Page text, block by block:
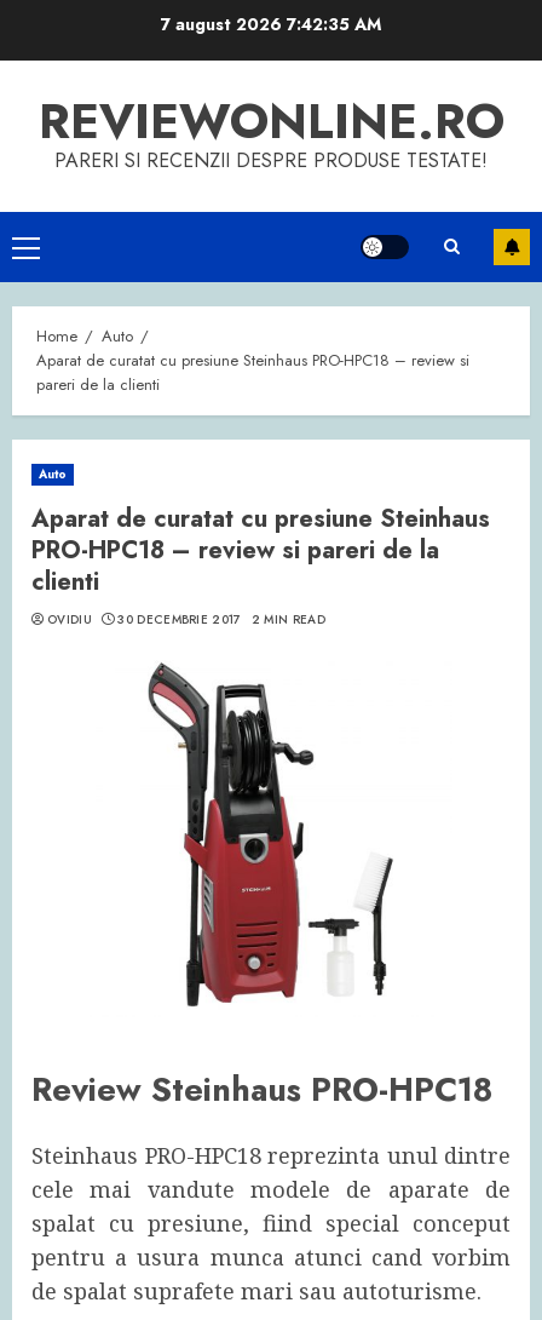
7 august 2026 7:42:36 AM
REVIEWONLINE.RO
PARERI SI RECENZII DESPRE PRODUSE TESTATE!
Primary
Menu
Home
Auto
Aparat de curatat cu presiune Steinhaus PRO-HPC18 – review si
pareri de la clienti
Auto
Aparat de curatat cu presiune Steinhaus
PRO-HPC18 – review si pareri de la
clienti
OVIDIU 30 DECEMBRIE 2017 2 MIN READ
Review Steinhaus PRO-HPC18
Steinhaus PRO-HPC18 reprezinta unul dintre
cele mai vandute modele de aparate de
spalat cu presiune, fiind special conceput
pentru a usura munca atunci cand vorbim
de spalat suprafete mari sau autoturisme.